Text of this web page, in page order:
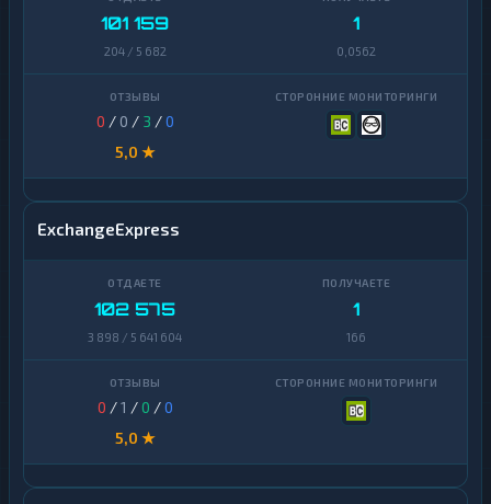
101 159
204 / 5 682
1
0,0562
0 / 0 / 3 /0
5,0 ★
ExchangeExpress
102 575
3 898 / 5 641 604
1
166
0 /1 /0 /0
5,0 ★